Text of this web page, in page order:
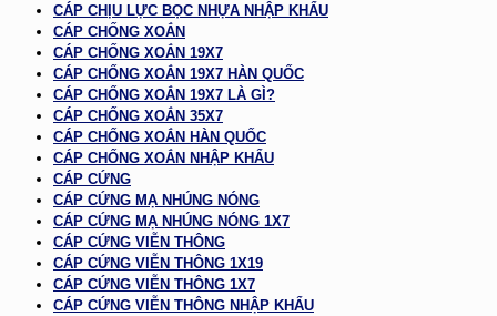
CÁP CHỊU LỰC BỌC NHỰA NHẬP KHẨU
CÁP CHỐNG XOẮN
CÁP CHỐNG XOẮN 19X7
CÁP CHỐNG XOẮN 19X7 HÀN QUỐC
CÁP CHỐNG XOẮN 19X7 LÀ GÌ?
CÁP CHỐNG XOẮN 35X7
CÁP CHỐNG XOẮN HÀN QUỐC
CÁP CHỐNG XOẮN NHẬP KHẨU
CÁP CỨNG
CÁP CỨNG MẠ NHÚNG NÓNG
CÁP CỨNG MẠ NHÚNG NÓNG 1X7
CÁP CỨNG VIỄN THÔNG
CÁP CỨNG VIỄN THÔNG 1X19
CÁP CỨNG VIỄN THÔNG 1X7
CÁP CỨNG VIỄN THÔNG NHẬP KHẨU